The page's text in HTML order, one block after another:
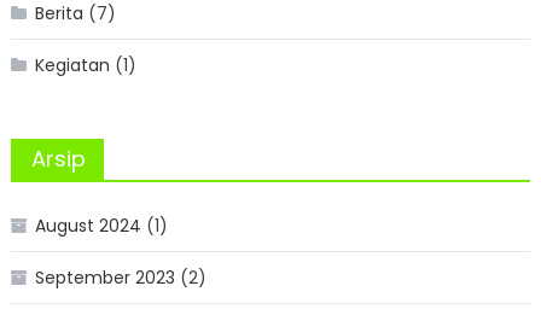
Berita (7)
Kegiatan (1)
Arsip
August 2024 (1)
September 2023 (2)